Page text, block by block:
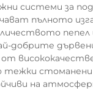
системи за
пълното
пепел
добрите
стоманени
на